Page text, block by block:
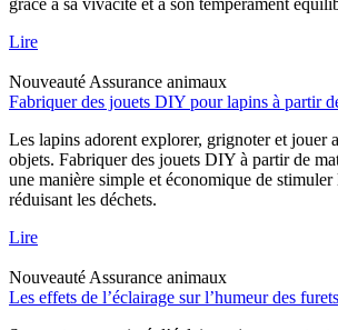
grâce à sa vivacité et à son tempérament
Lire
NouveautéAssurance animaux
Fabriquer des jouets DIY pour lapins à partir
Les lapins adorent explorer, grignoter et jouer
objets. Fabriquer des jouets DIY à partir de
une manière simple et économique de
réduisant les déchets.
Lire
NouveautéAssurance animaux
Les effets de l’éclairage sur l’humeur des furets